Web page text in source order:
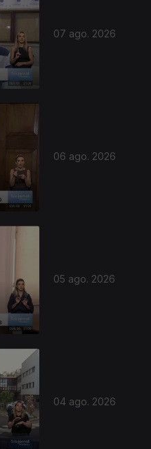
07 ago. 2026
06 ago. 2026
05 ago. 2026
04 ago. 2026